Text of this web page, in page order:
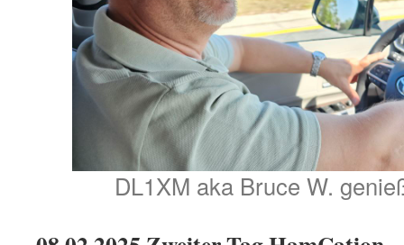
DL1XM aka Bruce W.